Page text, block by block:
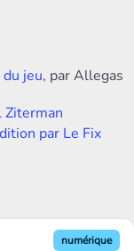
le jeu
jeu, par Allegas
Ziterman
par Le Fix
numérique